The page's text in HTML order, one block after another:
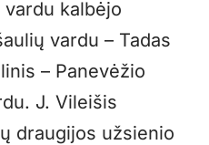
kalbėjo
vardu – Tadas
– Panevėžio
J. Vileišis
draugijos užsienio